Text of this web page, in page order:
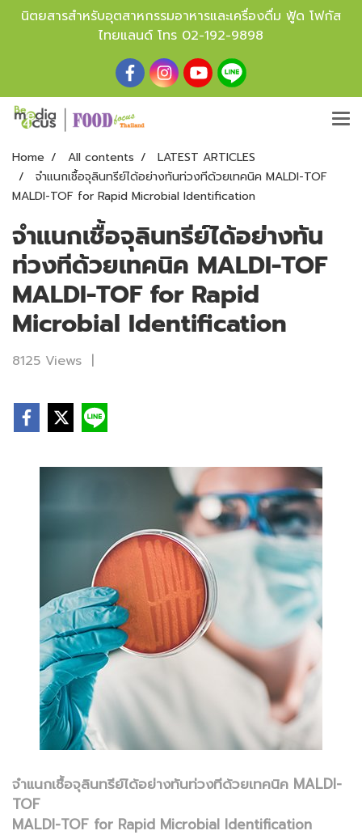
นิตยสารสำหรับอุตสาหกรรมอาหารและเครื่องดื่ม ฟู้ด โฟกัส
ไทยแลนด์ โทร 02-192-9898
Home All contents
LATEST ARTICLES
จำแนกเชื้อจุลินทรีย์ได้อย่างทันท่วงทีด้วยเทคนิค MALDI-TOF
MALDI-TOF for Rapid Microbial Identification
จำแนกเชื้อจุลินทรีย์ได้อย่างทัน
ท่วงทีด้วยเทคนิค MALDI-TOF
MALDI-TOF for Rapid
Microbial Identification
8125 Views |
จำแนกเชื้อจุลินทรีย์ได้อย่างทันท่วงทีด้วยเทคนิค MALDI-
TOF
MALDI-TOF for Rapid Microbial Identification